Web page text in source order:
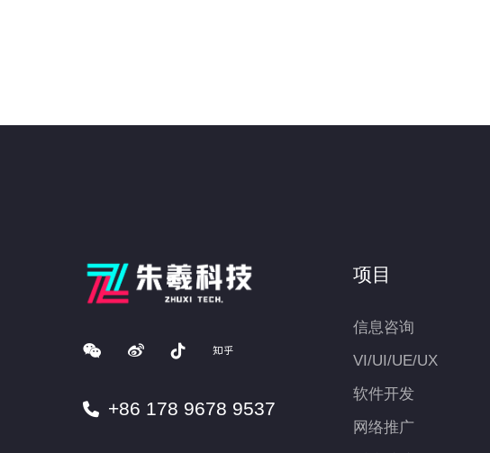
+86 178 9678 9537
项目
信息咨询
VI/UI/UE/UX
软件开发
网络推广